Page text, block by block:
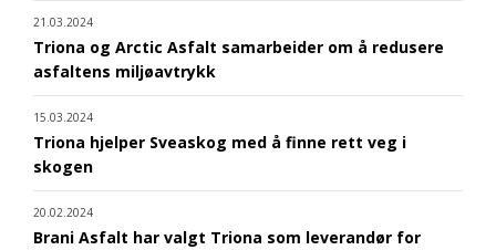
21.03.2024
Triona og Arctic Asfalt samarbeider om å redusere
asfaltens miljøavtrykk
15.03.2024
Triona hjelper Sveaskog med å finne rett veg i
skogen
20.02.2024
Brani Asfalt har valgt Triona som leverandør for